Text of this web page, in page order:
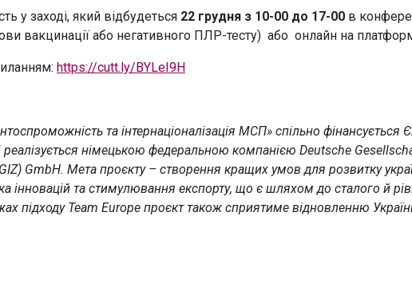
у заході, який відбудеться 22 грудня з 10-00 до 17-00 в
вакцинації або негативного ПЛР-тесту) або онлайн на
https://cutt.ly/BYLeI9H
та інтернаціоналізація МСП» спільно фінансується
німецькою федеральною компанією Deutsche
GmbH. Мета проєкту – створення кращих умов для розвитку
інновацій та стимулювання експорту, що є шляхом до сталого й
підходу Team Europe проєкт також сприятиме відновленню